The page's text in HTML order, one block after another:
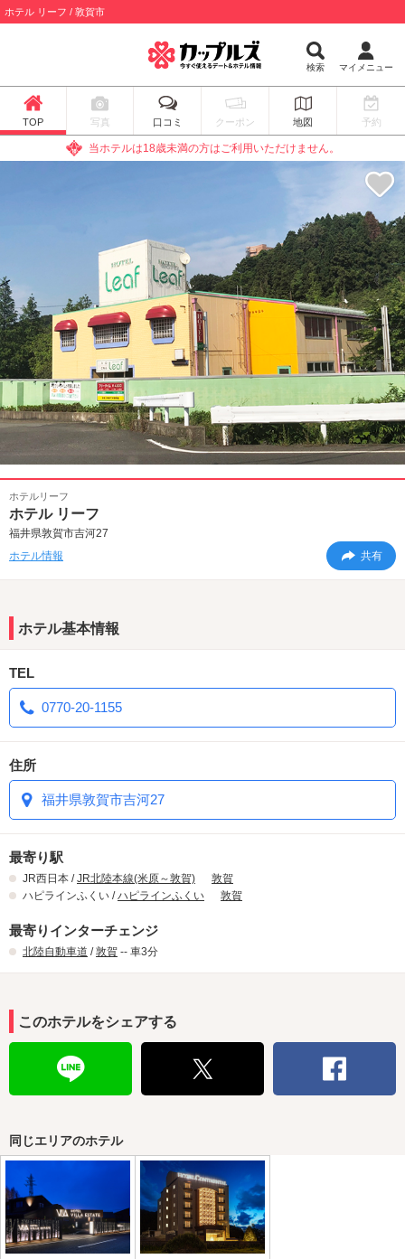
ホテル リーフ / 敦賀市
検索 マイメニュー
TOP 写真 口コミ クーポン 地図 予約
当ホテルは18歳未満の方はご利用いただけません。
ホテルリーフ
ホテル リーフ
福井県敦賀市吉河27
ホテル情報
共有
ホテル基本情報
TEL
0770-20-1155
住所
福井県敦賀市吉河27
最寄り駅
JR西日本 /JR北陸本線(米原～敦賀)
敦賀
ハピラインふくい /ハピラインふくい 敦賀
最寄りインターチェンジ
北陸自動車道 /敦賀 -- 車3分
このホテルをシェアする
同じエリアのホテル